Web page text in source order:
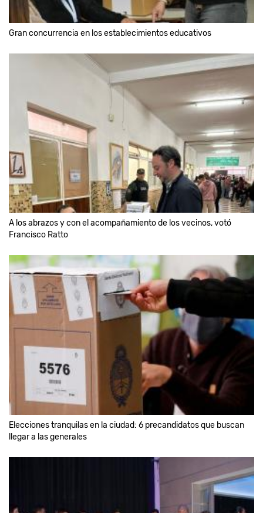
Gran concurrencia en los establecimientos educativos
A los abrazos y con el acompañamiento de los vecinos, votó
Francisco Ratto
Elecciones tranquilas en la ciudad: 6 precandidatos que buscan
llegar a las generales